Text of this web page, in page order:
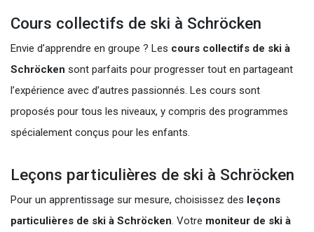
Cours collectifs de ski à Schröcken
Envie d’apprendre en groupe ? Les cours collectifs de ski à
Schröcken sont parfaits pour progresser tout en partageant
l’expérience avec d’autres passionnés. Les cours sont
proposés pour tous les niveaux, y compris des programmes
spécialement conçus pour les enfants.
Leçons particulières de ski à Schröcken
Pour un apprentissage sur mesure, choisissez des leçons
particulières de ski à Schröcken. Votre moniteur de ski à